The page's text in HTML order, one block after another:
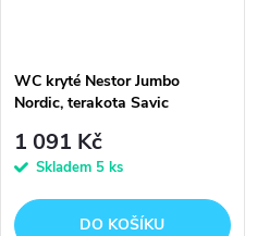
WC kryté Nestor Jumbo
Nordic, terakota Savic
1 091 Kč
Skladem 5 ks
DO KOŠÍKU